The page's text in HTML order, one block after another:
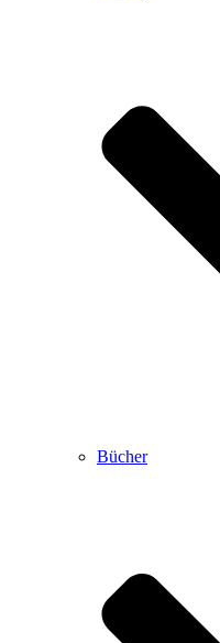
Bücher